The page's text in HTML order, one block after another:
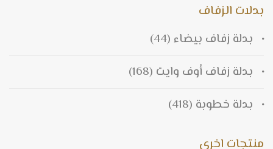
بدلات الزفاف
بدلة زفاف بيضاء (44)
بدلة زفاف أوف وايت (168)
بدلة خطوبة (418)
منتجات اخرى